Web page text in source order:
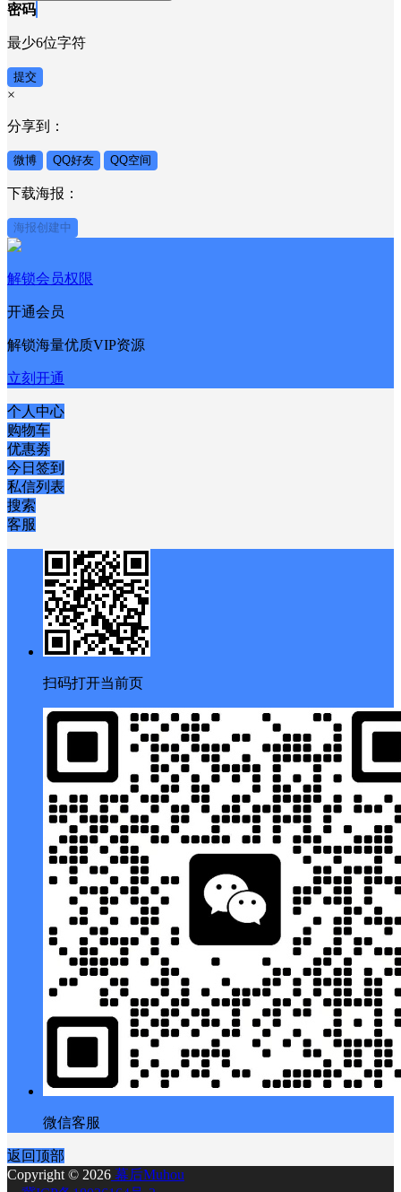
密码
最少6位字符
提交
×
分享到：
微博 QQ好友 QQ空间
下载海报：
海报创建中
解锁会员权限
开通会员
解锁海量优质VIP资源
立刻开通
个人中心
购物车
优惠劵
今日签到
私信列表
搜索
客服
扫码打开当前页
微信客服
返回顶部
Copyright © 2026 幕后Muhou